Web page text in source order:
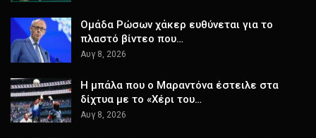
Ομάδα Ρώσων χάκερ ευθύνεται για το
πλαστό βίντεο που…
Αυγ 8, 2026
Η μπάλα που ο Μαραντόνα έστειλε στα
δίχτυα με το «Χέρι του…
Αυγ 8, 2026